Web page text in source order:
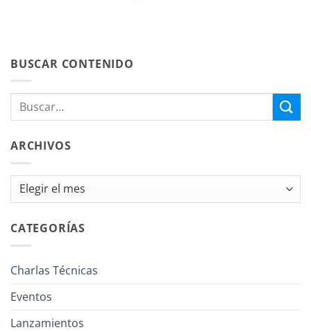
BUSCAR CONTENIDO
ARCHIVOS
Archivos
CATEGORÍAS
Charlas Técnicas
Eventos
Lanzamientos